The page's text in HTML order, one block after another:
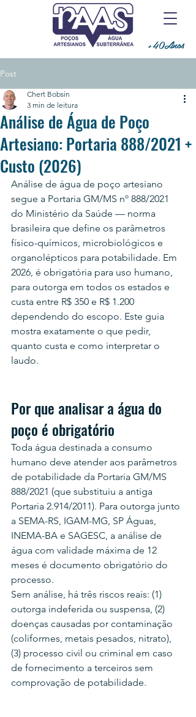
+40Anos
Post
Análise de Água de Poço
Artesiano: Portaria 888/2021 +
Custo (2026)
Chert Bobsin
3 min de leitura
Análise de água de poço artesiano
segue a Portaria GM/MS nº 888/2021
do Ministério da Saúde — norma
brasileira que define os parâmetros
físico-químicos, microbiológicos e
organolépticos para potabilidade. Em
2026, é obrigatória para uso humano,
para outorga em todos os estados e
custa entre R$ 350 e R$ 1.200
dependendo do escopo. Este guia
mostra exatamente o que pedir,
quanto custa e como interpretar o
laudo.
Por que analisar a água do
poço é obrigatório
Toda água destinada a consumo
humano deve atender aos parâmetros
de potabilidade da Portaria GM/MS
888/2021 (que substituiu a antiga
Portaria 2.914/2011). Para outorga junto
a SEMA-RS, IGAM-MG, SP Águas,
INEMA-BA e SAGESC, a análise de
água com validade máxima de 12
meses é documento obrigatório do
processo.
Sem análise, há três riscos reais: (1)
outorga indeferida ou suspensa, (2)
doenças causadas por contaminação
(coliformes, metais pesados, nitrato),
(3) processo civil ou criminal em caso
de fornecimento a terceiros sem
comprovação de potabilidade.